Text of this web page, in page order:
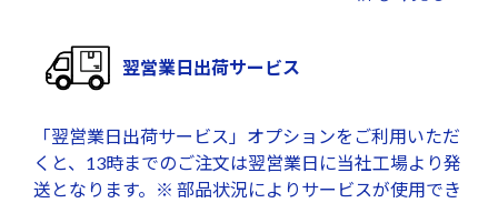
翌営業日出荷サービス
「翌営業日出荷サービス」オプションをご利用いただ
くと、13時までのご注文は翌営業日に当社工場より発
送となります。※ 部品状況によりサービスが使用でき